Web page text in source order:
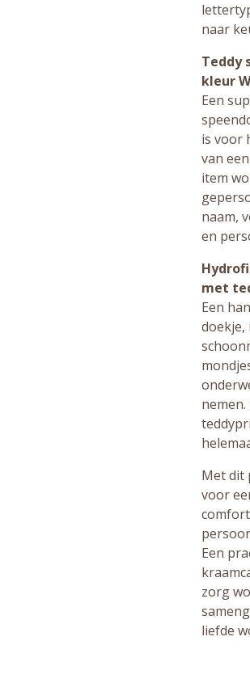
naar
Teddy
kleur
Een
is voor
van
item
naam,
en
met
Een
doekje,
nemen.
Met dit
voor
Een
zorg
liefde